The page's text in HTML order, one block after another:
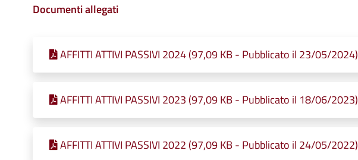
Documenti allegati
AFFITTI ATTIVI PASSIVI 2024 (97,09 KB - Pubblicato il 23/05/2024)
AFFITTI ATTIVI PASSIVI 2023 (97,09 KB - Pubblicato il 18/06/2023)
AFFITTI ATTIVI PASSIVI 2022 (97,09 KB - Pubblicato il 24/05/2022)